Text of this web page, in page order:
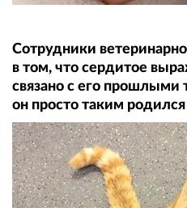
Сотрудники
в том, что сердитое
связано с его прошлыми
он просто таким родился